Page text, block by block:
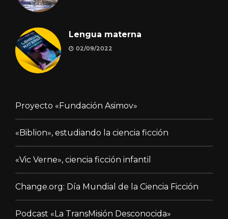
Lengua materna
02/09/2022
Proyecto «Fundación Asimov»
«Biblion», estudiando la ciencia ficción
«Vic Verne», ciencia ficción infantil
Change.org: Día Mundial de la Ciencia Ficción
Podcast «La TransMisión Desconocida»